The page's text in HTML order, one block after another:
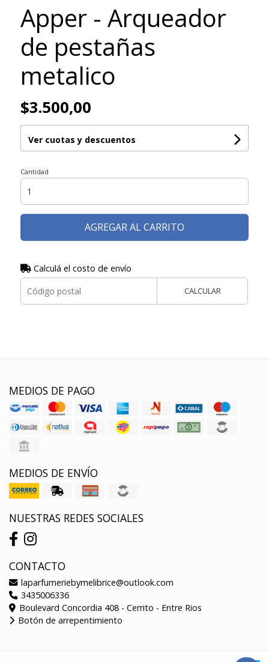
Apper - Arqueador
de pestañas
metalico
$3.500,00
Ver cuotas y descuentos
Cantidad
AGREGAR AL CARRITO
Calculá el costo de envío
CALCULAR
MEDIOS DE PAGO
MEDIOS DE ENVÍO
NUESTRAS REDES SOCIALES
CONTACTO
laparfumeriebymelibrice@outlook.com
3435006336
Boulevard Concordia 408 - Cerrito - Entre Rios
Botón de arrepentimiento